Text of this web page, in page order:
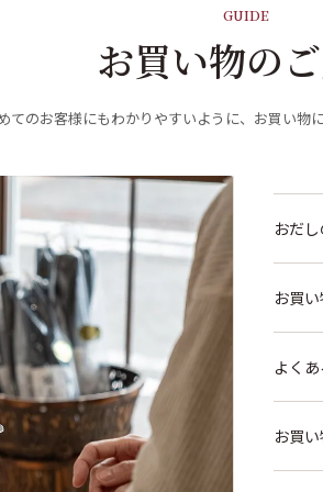
GUIDE
お買い物の
てのお客様にもわかりやすいように、お買い物
おだ
お買
よく
お買